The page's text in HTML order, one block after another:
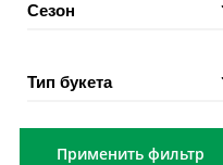
Сезон
Тип букета
Применить фильтр